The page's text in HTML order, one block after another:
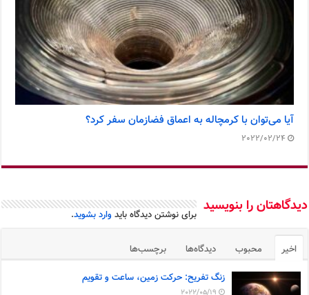
آیا می‌توان با کرمچاله به اعماق فضازمان سفر کرد؟
2022/02/24
دیدگاهتان را بنویسید برای نوشتن دیدگاه بایدوارد بشوید.
اخیر محبوب دیدگاه‌ها برچسب‌ها
زنگ تفریح: حرکت زمین، ساعت و تقویم
2022/05/19